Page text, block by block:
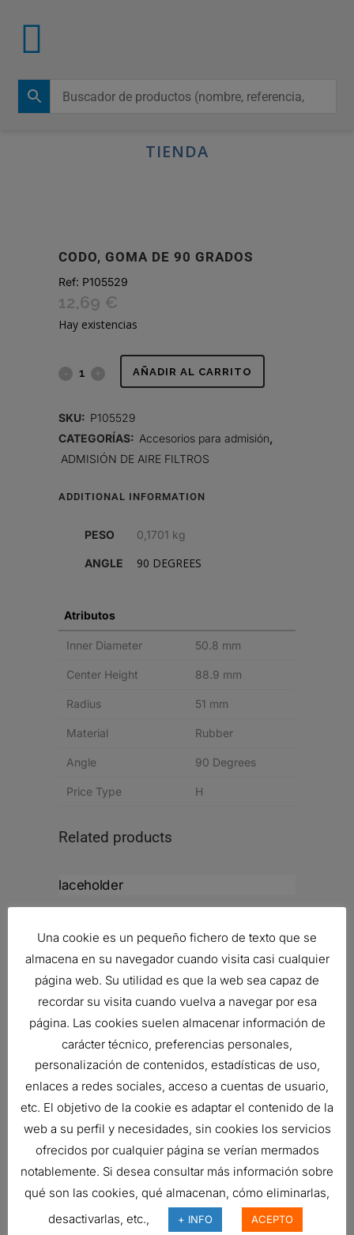
TIENDA
CODO, GOMA DE 90 GRADOS
Ref: P105529
12,69 €
Hay existencias
CODO,
90
AÑADIR AL CARRITO
SKU: P105529
CATEGORÍAS: Accesorios para admisión
ADMISIÓN DE AIRE FILTROS
ADDITIONAL INFORMATION
PESO 0,1701 kg
ANGLE 90 DEGREES
Atributos
Inner Diameter 50.8 mm
Center Height 88.9 mm
Radius 51 mm
Material Rubber
Angle 90 Degrees
Price Type H
Related products
Ref:G120059
AIR FILTER, PRIMARY ROUND
66,05€
Ref:P956815
FILTRO DONALDSON
231,30€
Ref:B100121
FILTRO DE AIRE, PRIMARIO
Una cookie es un pequeño fichero de texto que se
almacena en su navegador cuando visita casi cualquier
página web. Su utilidad es que la web sea capaz de
recordar su visita cuando vuelva a navegar por esa
página. Las cookies suelen almacenar información de
carácter técnico, preferencias personales,
personalización de contenidos, estadísticas de uso,
enlaces a redes sociales, acceso a cuentas de usuario,
etc. El objetivo de la cookie es adaptar el contenido de la
web a su perfil y necesidades, sin cookies los servicios
ofrecidos por cualquier página se verían mermados
notablemente. Si desea consultar más información sobre
qué son las cookies, qué almacenan, cómo eliminarlas,
desactivarlas, etc.,
+ INFO ACEPTO